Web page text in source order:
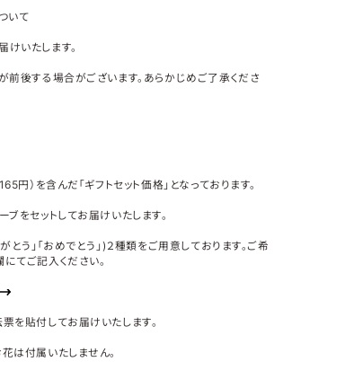
いて
いたします。
前後する場合がございます。あらかじめご了承くださ
円）を含んだ「ギフトセット価格」となっております。
をセットしてお届けいたします。
とう」「おめでとう」)２種類をご用意しております。ご希
てご記入ください。
を貼付してお届けいたします。
は付属いたしません。